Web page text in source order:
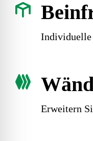
Individuelle
Erweitern